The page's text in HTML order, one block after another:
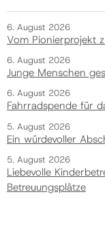
6. August 2026
Vom Pionierprojekt
6. August 2026
Junge Menschen
6. August 2026
Fahrradspende für
5. August 2026
Ein würdevoller
5. August 2026
Liebevolle
Betreuungsplätze